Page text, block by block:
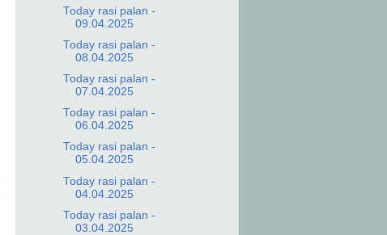
Today rasi palan -
09.04.2025
Today rasi palan -
08.04.2025
Today rasi palan -
07.04.2025
Today rasi palan -
06.04.2025
Today rasi palan -
05.04.2025
Today rasi palan -
04.04.2025
Today rasi palan -
03.04.2025